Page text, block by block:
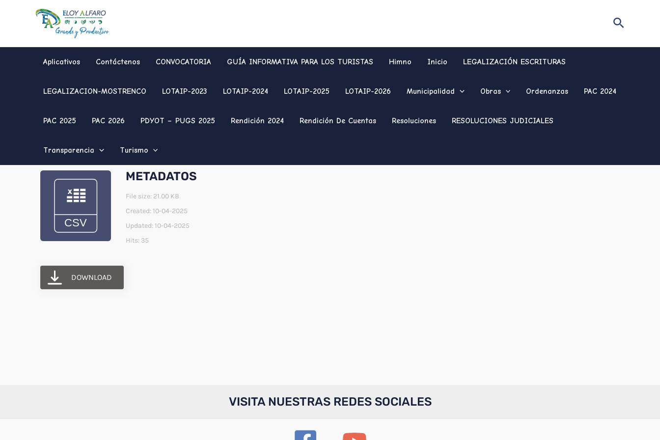
Buscar
Aplicativos Contáctenos CONVOCATORIA GUÍA INFORMATIVA PARA LOS TURISTAS Himno Inicio LEGALIZACIÓN ESCRITURAS
LEGALIZACION-MOSTRENCO LOTAIP-2023 LOTAIP-2024 LOTAIP-2025 LOTAIP-2026 Municipalidad Obras Ordenanzas PAC 2024
PAC 2025 PAC 2026 PDYOT – PUGS 2025 Rendición 2024 Rendición De Cuentas Resoluciones RESOLUCIONES JUDICIALES
Transparencia Turismo
METADATOS
File size: 21.00 KB
Created: 10-04-2025
Updated: 10-04-2025
Hits: 35
DOWNLOAD
VISITA NUESTRAS REDES SOCIALES